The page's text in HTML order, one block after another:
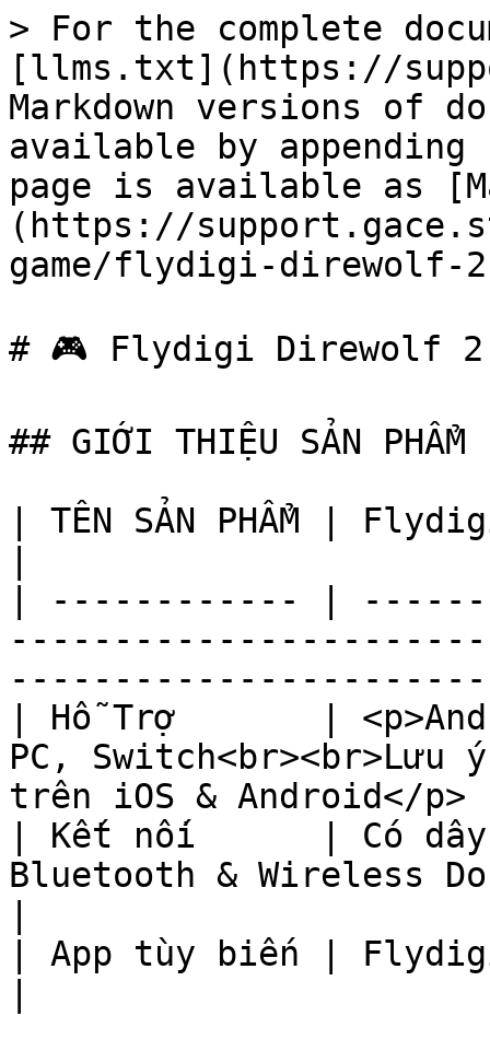
> For the complete
[llms.txt](https://
Markdown versions of
available by
page is available as
(https://
game/flydigi-direwolf-
# 🎮 Flydigi Direwolf 2
## GIỚI THIỆU SẢN PHẨM
| TÊN SẢN PHẨM |
| ------------ |
| Hỗ Trợ       |
PC, Switch<br><br>Lưu
trên iOS & Android</
| Kết nối      | Có dây
Bluetooth & Wireless
| App tùy biến |